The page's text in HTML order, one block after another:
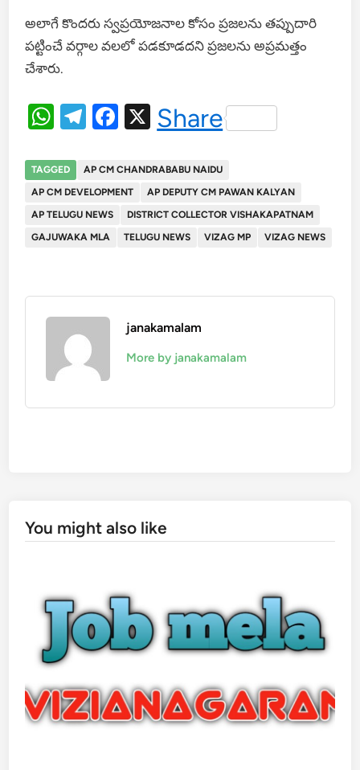
అలాగే కొందరు స్వప్రయోజనాల కోసం ప్రజలను తప్పుదారి
పట్టించే వర్గాల వలలో పడకూడదని ప్రజలను అప్రమత్తం
చేశారు.
WhatsApp
Telegram
Facebook
X
Share
TAGGED
AP CM CHANDRABABU NAIDU
AP CM DEVELOPMENT
AP DEPUTY CM PAWAN KALYAN
AP TELUGU NEWS
DISTRICT COLLECTOR VISHAKAPATNAM
GAJUWAKA MLA
TELUGU NEWS VIZAG MP VIZAG NEWS
janakamalam
More by janakamalam
You might also like